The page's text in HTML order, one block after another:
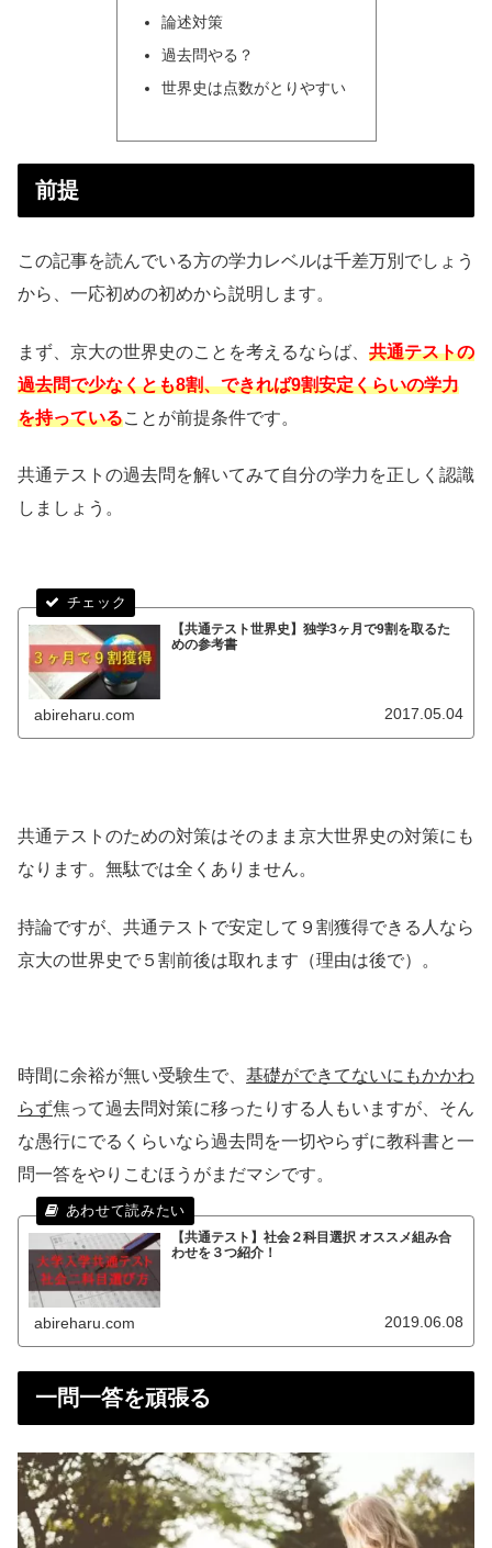
論述対策
過去問やる？
世界史は点数がとりやすい
前提
この記事を読んでいる方の学力レベルは千差万別でしょう
から、一応初めの初めから説明します。
まず、京大の世界史のことを考えるならば、 共通テストの
過去問で少なくとも8割、できれば9割安定くらいの学力
を持っていることが前提条件です。
共通テストの過去問を解いてみて自分の学力を正しく認識
しましょう。
【共通テスト世界史】独学3ヶ月で9割を取るた
めの参考書
abireharu.com 2017.05.04
共通テストのための対策はそのまま京大世界史の対策にも
なります。無駄では全くありません。
持論ですが、共通テストで安定して９割獲得できる人なら
京大の世界史で５割前後は取れます（理由は後で）。
時間に余裕が無い受験生で、 基礎ができてないにもかかわ
らず焦って過去問対策に移ったりする人もいますが、そん
な愚行にでるくらいなら過去問を一切やらずに教科書と一
問一答をやりこむほうがまだマシです。
【共通テスト】社会２科目選択 オススメ組み合
わせを３つ紹介！
abireharu.com 2019.06.08
一問一答を頑張る